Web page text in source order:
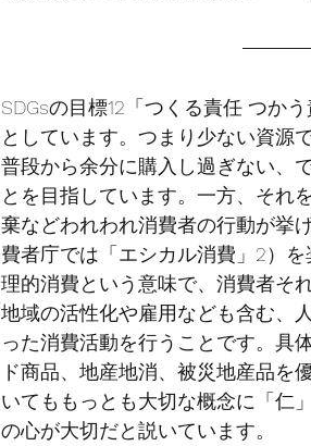
SDGsの目標12「つくる責任 つか
としています。つまり少ない資源
普段から余分に購入し過ぎない、
とを目指しています。一方、それ
棄などわれわれ消費者の行動が挙
費者庁では「エシカル消費」2）
理的消費という意味で、消費者そ
地域の活性化や雇用なども含む、
った消費活動を行うことです。具
ド商品、地産地消、被災地産品を
いてももっとも大切な概念に「仁
の心が大切だと説いています。